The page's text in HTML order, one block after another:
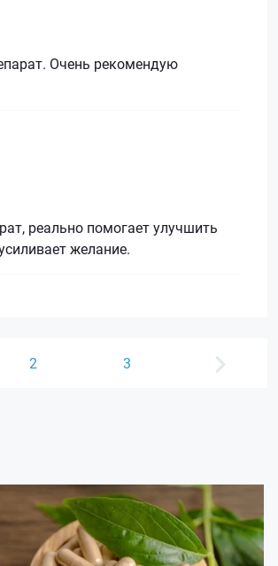
Очень рекомендую
реально помогает улучшить
желание.
2 3